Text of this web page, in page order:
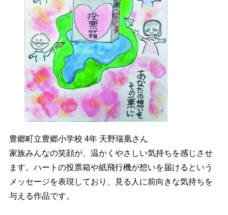
豊郷町立豊郷小学校 4年 天野瑞凰さん
家族みんなの笑顔が、温かくやさしい気持ちを感じさせ
ます。ハートの投票箱や紙飛行機が想いを届けるという
メッセージを表現しており、見る人に前向きな気持ちを
与える作品です。